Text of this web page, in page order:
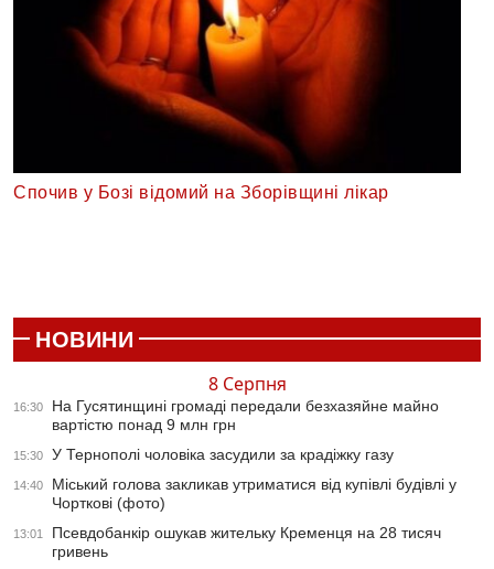
Спочив у Бозі відомий на Зборівщині лікар
НОВИНИ
8 Серпня
16:30
На Гусятинщині громаді передали безхазяйне майно
вартістю понад 9 млн грн
15:30 У Тернополі чоловіка засудили за крадіжку газу
14:40
Міський голова закликав утриматися від купівлі будівлі у
Чорткові (фото)
13:01
Псевдобанкір ошукав жительку Кременця на 28 тисяч
гривень